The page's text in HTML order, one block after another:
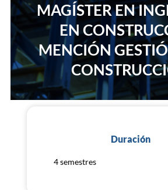
MAGÍSTER EN
EN
MENCIÓN
Duración
4 semestres